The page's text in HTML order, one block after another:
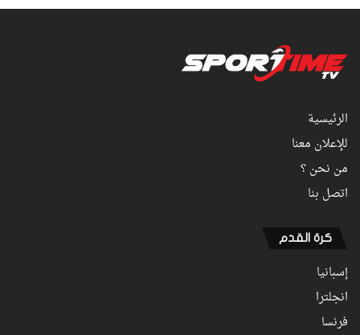
الرئيسية
للإعلان معنا
من نحن ؟
اتصل بنا
كرة القدم
إسبانيا
انجلترا
فرنسا